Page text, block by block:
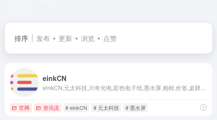
排序 发布 更新 浏览 点赞
einkCN
官网 资讯流 # einkCN # 元太科技 # 墨水屏